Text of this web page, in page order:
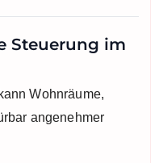
Steuerung im
Wohnräume,
angenehmer